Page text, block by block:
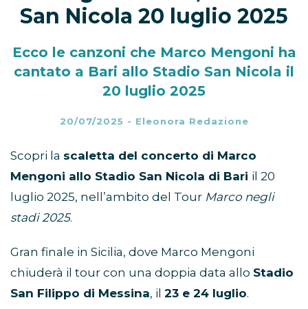
San Nicola 20 luglio 2025
Ecco le canzoni che Marco Mengoni ha
cantato a Bari allo Stadio San Nicola il
20 luglio 2025
20/07/2025 - Eleonora Redazione
Scopri la scaletta del concerto di Marco
Mengoni allo Stadio San Nicola di Bari il 20
luglio 2025, nell’ambito del Tour Marco negli
stadi 2025.
Gran finale in Sicilia, dove Marco Mengoni
chiuderà il tour con una doppia data allo Stadio
San Filippo di Messina, il 23 e 24 luglio.